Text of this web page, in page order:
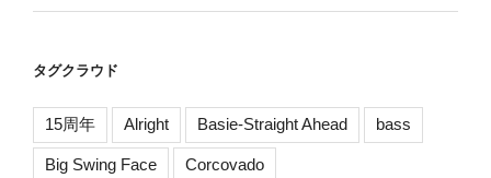
タグクラウド
15周年 Alright Basie-Straight Ahead bass
Big Swing Face Corcovado